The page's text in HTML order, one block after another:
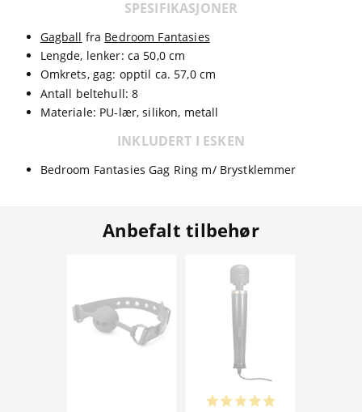
SPESIFIKASJONER
Gagball fra Bedroom Fantasies
Lengde, lenker: ca 50,0 cm
Omkrets, gag: opptil ca. 57,0 cm
Antall beltehull: 8
Materiale: PU-lær, silikon, metall
INKLUDERT I ESKEN
Bedroom Fantasies Gag Ring m/ Brystklemmer
Anbefalt tilbehør